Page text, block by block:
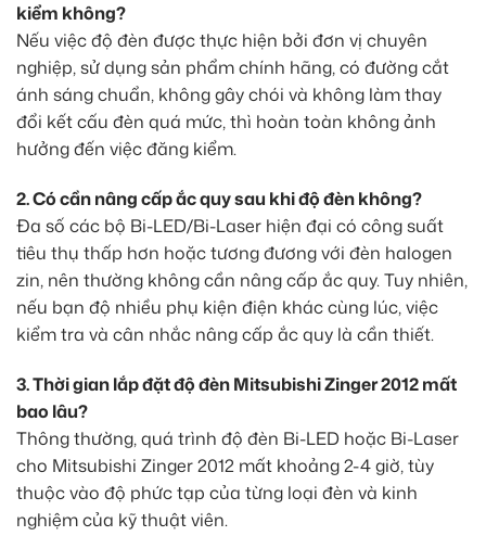
kiểm không?
Nếu việc độ đèn được thực hiện bởi đơn vị chuyên
nghiệp, sử dụng sản phẩm chính hãng, có đường cắt
ánh sáng chuẩn, không gây chói và không làm thay
đổi kết cấu đèn quá mức, thì hoàn toàn không ảnh
hưởng đến việc đăng kiểm.
2. Có cần nâng cấp ắc quy sau khi độ đèn không?
Đa số các bộ Bi-LED/Bi-Laser hiện đại có công suất
tiêu thụ thấp hơn hoặc tương đương với đèn halogen
zin, nên thường không cần nâng cấp ắc quy. Tuy nhiên,
nếu bạn độ nhiều phụ kiện điện khác cùng lúc, việc
kiểm tra và cân nhắc nâng cấp ắc quy là cần thiết.
3. Thời gian lắp đặt độ đèn Mitsubishi Zinger 2012 mất
bao lâu?
Thông thường, quá trình độ đèn Bi-LED hoặc Bi-Laser
cho Mitsubishi Zinger 2012 mất khoảng 2-4 giờ, tùy
thuộc vào độ phức tạp của từng loại đèn và kinh
nghiệm của kỹ thuật viên.